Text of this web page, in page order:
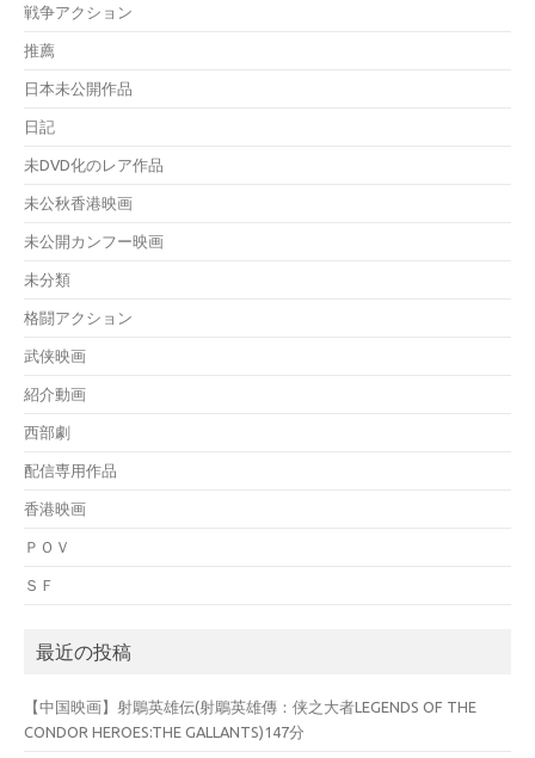
戦争アクション
推薦
日本未公開作品
日記
未DVD化のレア作品
未公秋香港映画
未公開カンフー映画
未分類
格闘アクション
武侠映画
紹介動画
西部劇
配信専用作品
香港映画
ＰＯＶ
ＳＦ
最近の投稿
【中国映画】射鵰英雄伝(射鵰英雄傳：侠之大者LEGENDS OF THE
CONDOR HEROES:THE GALLANTS)147分